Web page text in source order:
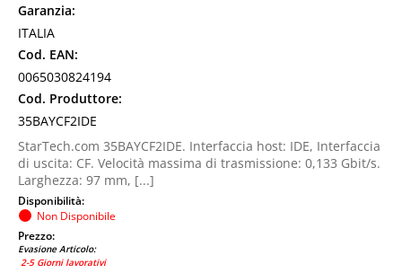
Garanzia:
ITALIA
Cod. EAN:
0065030824194
Cod. Produttore:
35BAYCF2IDE
StarTech.com 35BAYCF2IDE. Interfaccia host: IDE, Interfaccia
di uscita: CF. Velocità massima di trasmissione: 0,133 Gbit/s.
Larghezza: 97 mm, [...]
Disponibilità:
Non Disponibile
Prezzo:
Evasione Articolo:
2-5 Giorni lavorativi